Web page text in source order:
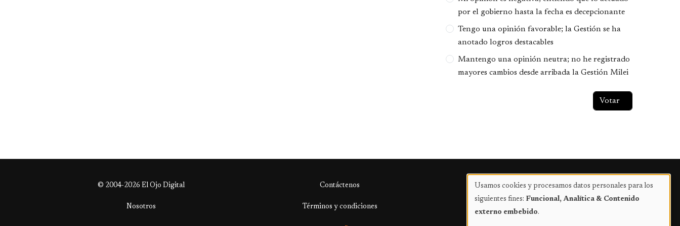
por el gobierno hasta la fecha es decepcionante
Tengo una opinión favorable; la Gestión se ha
anotado logros destacables
Mantengo una opinión neutra; no he registrado
mayores cambios desde arribada la Gestión Milei
© 2004-2026 El Ojo Digital Contáctenos Publicidad
Nosotros Términos y condiciones
Uso
de
Usamos cookies y procesamos datos personales para los
siguientes fines: Funcional, Analítica & Contenido
externo embebido.